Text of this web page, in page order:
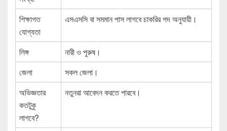
শিক্ষাগত
যোগ্যতা
এসএসসি বা সমমান পাস লাগবে চাকরির পদ অনুযায়ী।
লিঙ্গ
নারী ও পুরুষ।
জেলা
সকল জেলা।
অভিজ্ঞতার
কতটুকু
লাগবে?
নতুনরা আবেদন করতে পারবে।